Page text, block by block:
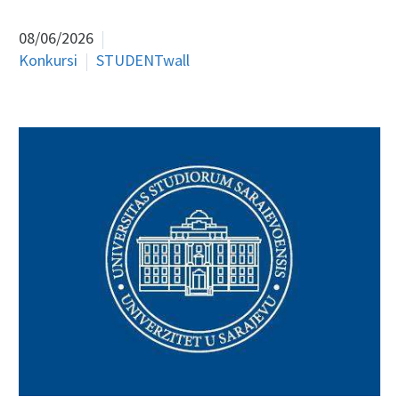
08/06/2026
Konkursi
STUDENTwall